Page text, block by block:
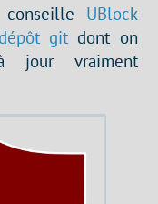
UBlock
dépôt git dont on
jour vraiment